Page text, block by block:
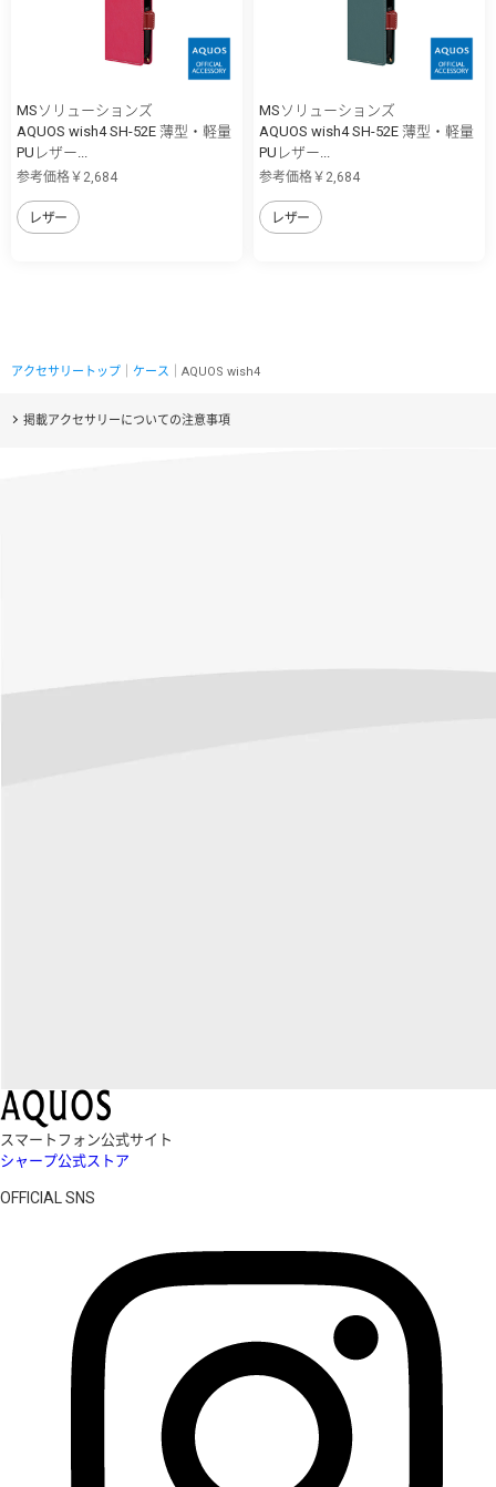
MSソリューションズ
AQUOS wish4 SH-52E 薄型・軽量
PUレザー...
参考価格￥2,684
レザー
MSソリューションズ
AQUOS wish4 SH-52E 薄型・軽量
PUレザー...
参考価格￥2,684
レザー
アクセサリートップ ケース ｜AQUOS wish4
掲載アクセサリーについての注意事項
スマートフォン公式サイト
シャープ公式ストア
OFFICIAL SNS